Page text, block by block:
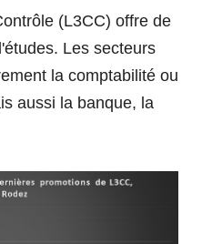
et audiovisuels
S'ENGAGE
SUR LE BUT
et des Administrations
et Organisation
(L3CC) offre de
Les secteurs
la comptabilité ou
aussi la banque, la